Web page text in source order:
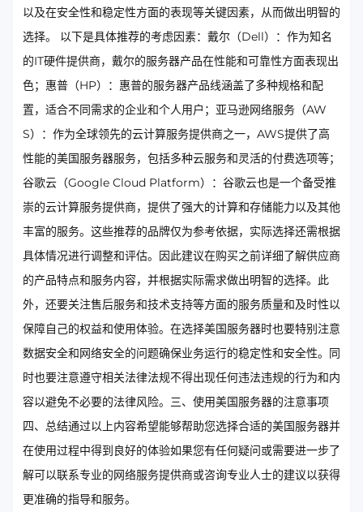
以及在安全性和稳定性方面的表现等关键因素，从而做出明智的
选择。 以下是具体推荐的考虑因素：戴尔（Dell）：作为知名
的IT硬件提供商，戴尔的服务器产品在性能和可靠性方面表现出
色；惠普（HP）：惠普的服务器产品线涵盖了多种规格和配
置，适合不同需求的企业和个人用户；亚马逊网络服务（AW
S）：作为全球领先的云计算服务提供商之一，AWS提供了高
性能的美国服务器服务，包括多种云服务和灵活的付费选项等；
谷歌云（Google Cloud Platform）：谷歌云也是一个备受推
崇的云计算服务提供商，提供了强大的计算和存储能力以及其他
丰富的服务。这些推荐的品牌仅为参考依据，实际选择还需根据
具体情况进行调整和评估。因此建议在购买之前详细了解供应商
的产品特点和服务内容，并根据实际需求做出明智的选择。此
外，还要关注售后服务和技术支持等方面的服务质量和及时性以
保障自己的权益和使用体验。在选择美国服务器时也要特别注意
数据安全和网络安全的问题确保业务运行的稳定性和安全性。同
时也要注意遵守相关法律法规不得出现任何违法违规的行为和内
容以避免不必要的法律风险。三、使用美国服务器的注意事项
四、总结通过以上内容希望能够帮助您选择合适的美国服务器并
在使用过程中得到良好的体验如果您有任何疑问或需要进一步了
解可以联系专业的网络服务提供商或咨询专业人士的建议以获得
更准确的指导和服务。